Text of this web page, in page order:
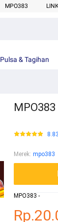
MPO383
Pulsa & Tagihan
Merek: mpo383
MPO383 -